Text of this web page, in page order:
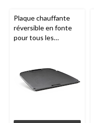
Plaque chauffante
réversible en fonte
pour tous les
série Q285